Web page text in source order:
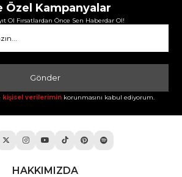
Özel Kampanyalar
Ol Fırsatlardan Önce Sen Haberdar Ol!
Gönder
kişisel verilerimin korunmasını kabul ediyorum.
HAKKIMIZDA